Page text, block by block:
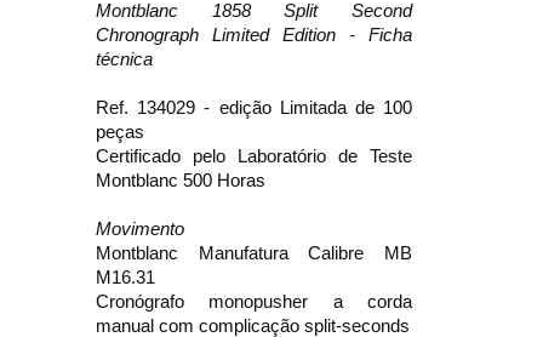
Montblanc 1858 Split Second
Chronograph Limited Edition - Ficha
técnica
Ref. 134029 - edição Limitada de 100
peças
Certificado pelo Laboratório de Teste
Montblanc 500 Horas
Movimento
Montblanc Manufatura Calibre MB
M16.31
Cronógrafo monopusher a corda
manual com complicação split-seconds